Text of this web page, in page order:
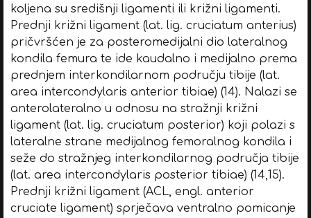
koljena su središnji ligamenti ili križni ligamenti.
Prednji križni ligament (lat. lig. cruciatum anterius)
pričvršćen je za posteromedijalni dio lateralnog
kondila femura te ide kaudalno i medijalno prema
prednjem interkondilarnom području tibije (lat.
area intercondylaris anterior tibiae) (14). Nalazi se
anterolateralno u odnosu na stražnji križni
ligament (lat. lig. cruciatum posterior) koji polazi s
lateralne strane medijalnog femoralnog kondila i
seže do stražnjeg interkondilarnog područja tibije
(lat. area intercondylaris posterior tibiae) (14,15).
Prednji križni ligament (ACL, engl. anterior
cruciate ligament) sprječava ventralno pomicanje